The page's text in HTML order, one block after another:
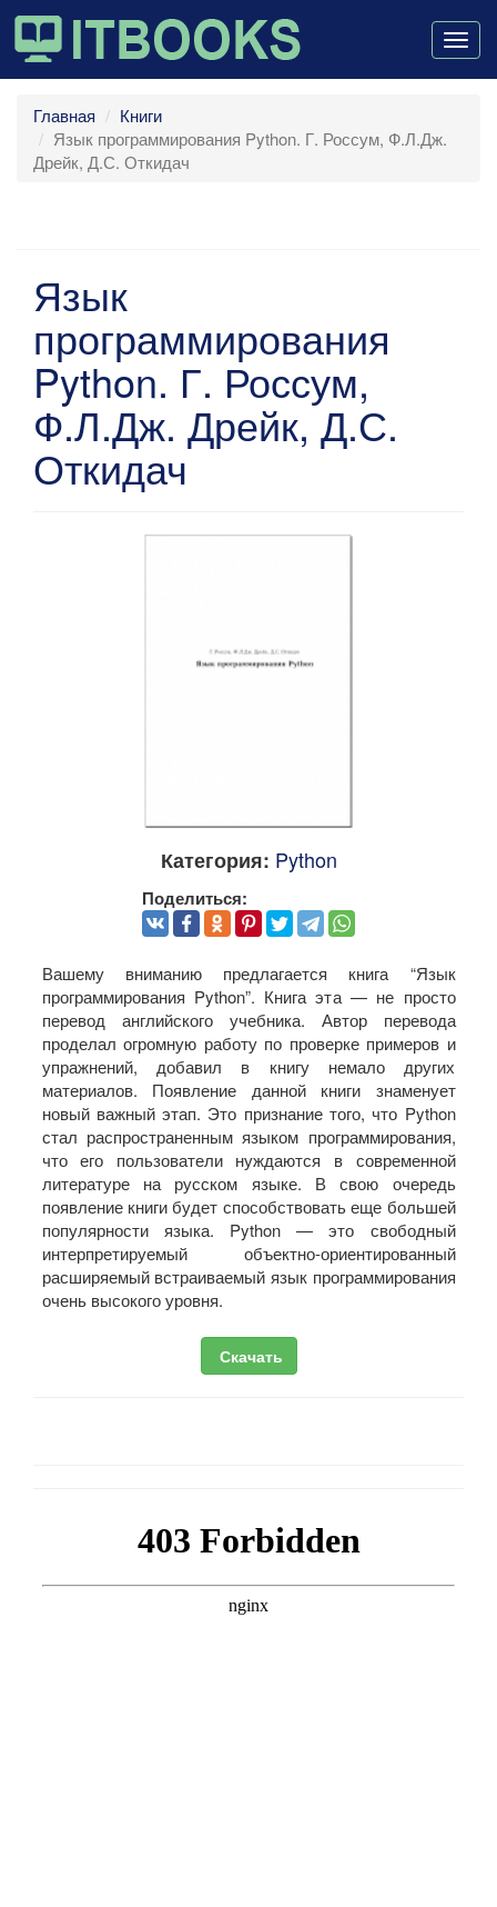
Главная
Книги
Язык программирования Python. Г. Россум, Ф.Л.Дж.
Дрейк, Д.С. Откидач
Язык
программирования
Python. Г. Россум,
Ф.Л.Дж. Дрейк, Д.С.
Откидач
Категория: Python
Поделиться:
Вашему вниманию предлагается книга “Язык
программирования Python”. Книга эта — не просто
перевод английского учебника. Автор перевода
проделал огромную работу по проверке примеров и
упражнений, добавил в книгу немало других
материалов. Появление данной книги знаменует
новый важный этап. Это признание того, что Python
стал распространенным языком программирования,
что его пользователи нуждаются в современной
литературе на русском языке. В свою очередь
появление книги будет способствовать еще большей
популярности языка. Python — это свободный
интерпретируемый объектно-ориентированный
расширяемый встраиваемый язык программирования
очень высокого уровня.
Скачать